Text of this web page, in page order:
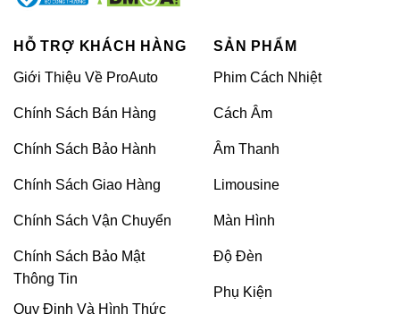
>> XEM THÊM:
Top hạng mục nâng
cấp Limousine đẳng cấp
nội thất bắt đầu thiếu sức sống, trở nên đơn điệu và
cảm giác nhàm chán trong không gian bên trong
khiến nhiều người mong muốn “thay áo mới” cho xế
yêu. Một trong những giải pháp chính là độ trần ánh
sao – xu hướng độ nội thất ô tô mang lại hiệu ứng
HỖ TRỢ KHÁCH HÀNG
Giới Thiệu Về ProAuto
Chính Sách Bán Hàng
Chính Sách Bảo Hành
Chính Sách Giao Hàng
Chính Sách Vận Chuyển
Chính Sách Bảo Mật
Thông Tin
Quy Định Và Hình Thức
SẢN PHẨM
Phim Cách Nhiệt
Cách Âm
Âm Thanh
Limousine
Màn Hình
Độ Đèn
Phụ Kiện